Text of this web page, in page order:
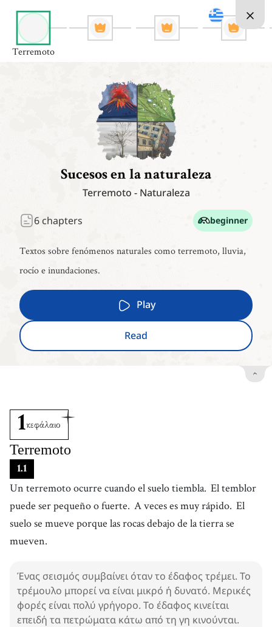
Terremoto
Sucesos en la naturaleza
Terremoto - Naturaleza
6 chapters beginner
Textos sobre fenómenos naturales como terremoto, lluvia,
rocío e inundaciones.
Play
Read
1κεφάλαιο
Terremoto
1.1
Un terremoto ocurre cuando el suelo tiembla. El temblor
puede ser pequeño o fuerte. A veces es muy rápido. El
suelo se mueve porque las rocas debajo de la tierra se
mueven.
Ένας σεισμός συμβαίνει όταν το έδαφος τρέμει. Το
τρέμουλο μπορεί να είναι μικρό ή δυνατό. Μερικές
φορές είναι πολύ γρήγορο. Το έδαφος κινείται
επειδή τα πετρώματα κάτω από τη γη κινούνται.